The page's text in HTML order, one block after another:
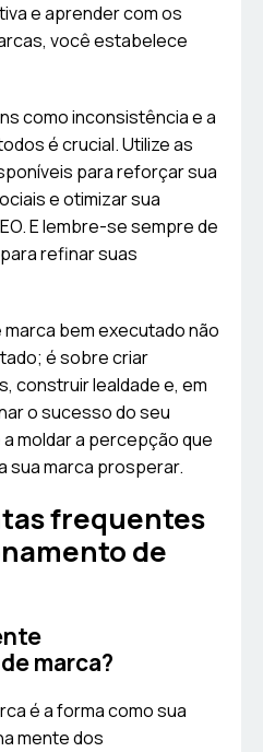
e aprender com os
você estabelece
como inconsistência e a
é crucial. Utilize as
para reforçar sua
e otimizar sua
E lembre-se sempre de
refinar suas
bem executado não
é sobre criar
construir lealdade e, em
o sucesso do seu
moldar a percepção que
sua marca prosperar.
frequentes
de
marca?
é a forma como sua
mente dos